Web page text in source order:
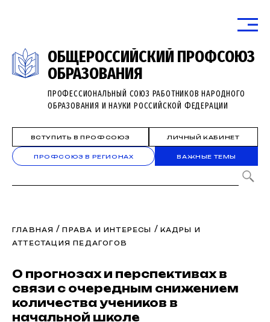
ОБЩЕРОССИЙСКИЙ ПРОФСОЮЗ
ОБРАЗОВАНИЯ
ПРОФЕССИОНАЛЬНЫЙ СОЮЗ РАБОТНИКОВ НАРОДНОГО
ОБРАЗОВАНИЯ И НАУКИ РОССИЙСКОЙ ФЕДЕРАЦИИ
ВСТУПИТЬ В ПРОФСОЮЗ ЛИЧНЫЙ КАБИНЕТ
ПРОФСОЮЗ В РЕГИОНАХ ВАЖНЫЕ ТЕМЫ
ГЛАВНАЯ /ПРАВА И ИНТЕРЕСЫ / КАДРЫ И
АТТЕСТАЦИЯ ПЕДАГОГОВ
О прогнозах и перспективах в
связи с очередным снижением
количества учеников в
начальной школе